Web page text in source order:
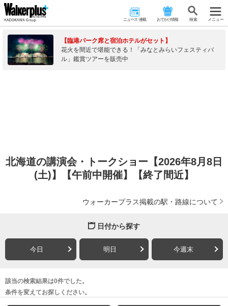
ニュース･連載 おでかけ情報 検 索 メニュー
【臨港パーク席と宿泊ホテルがセット】
花火を間近で堪能できる！「みなとみらいフェスティバ
ル」鑑賞ツアーを販売中
北海道の講演会・トークショー【2026年8月8日
(土)】【午前中開催】【終了間近】
ウォーカープラス掲載の駅・路線について
日付から探す
今日 明日 今週末
該当の検索結果は0件でした。
条件を変えてお探しください。